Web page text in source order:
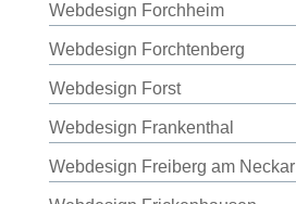
Webdesign Forchheim
Webdesign Forchtenberg
Webdesign Forst
Webdesign Frankenthal
Webdesign Freiberg am Neckar